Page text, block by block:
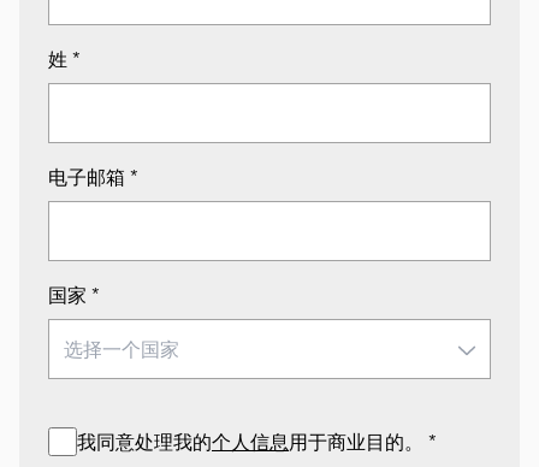
姓 *
电子邮箱 *
国家 *
我同意处理我的个人信息 用于商业目的。 *